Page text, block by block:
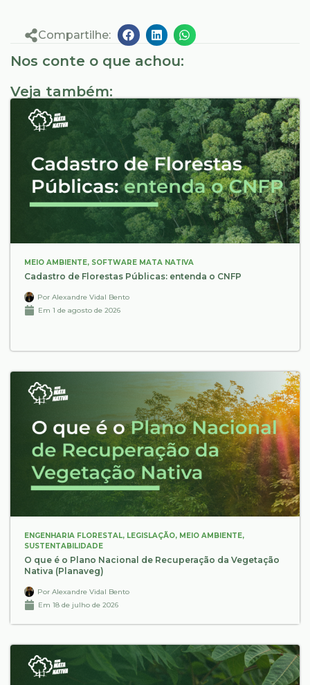
Compartilhe:
Nos conte o que achou:
Veja também:
MEIO AMBIENTE, SOFTWARE MATA NATIVA
Cadastro de Florestas Públicas: entenda o CNFP
Por Alexandre Vidal Bento
Em 1 de agosto de 2026
ENGENHARIA FLORESTAL, LEGISLAÇÃO, MEIO AMBIENTE,
SUSTENTABILIDADE
O que é o Plano Nacional de Recuperação da Vegetação
Nativa (Planaveg)
Por Alexandre Vidal Bento
Em 18 de julho de 2026